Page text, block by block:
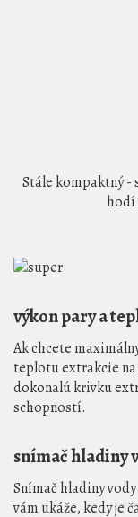
Stále kompaktný -
hodí
výkon pary a
Ak chcete
teplotu extrakcie
dokonalú krivku
schopností.
snímač hladiny
Snímač hladiny
vám ukáže, kedy je